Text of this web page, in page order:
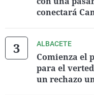
conectará
ALBACETE
Comienza el
para el
un rechazo